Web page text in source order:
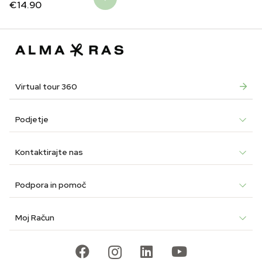
€14.90
Virtual tour 360
Podjetje
Kontaktirajte nas
Podpora in pomoč
Moj Račun